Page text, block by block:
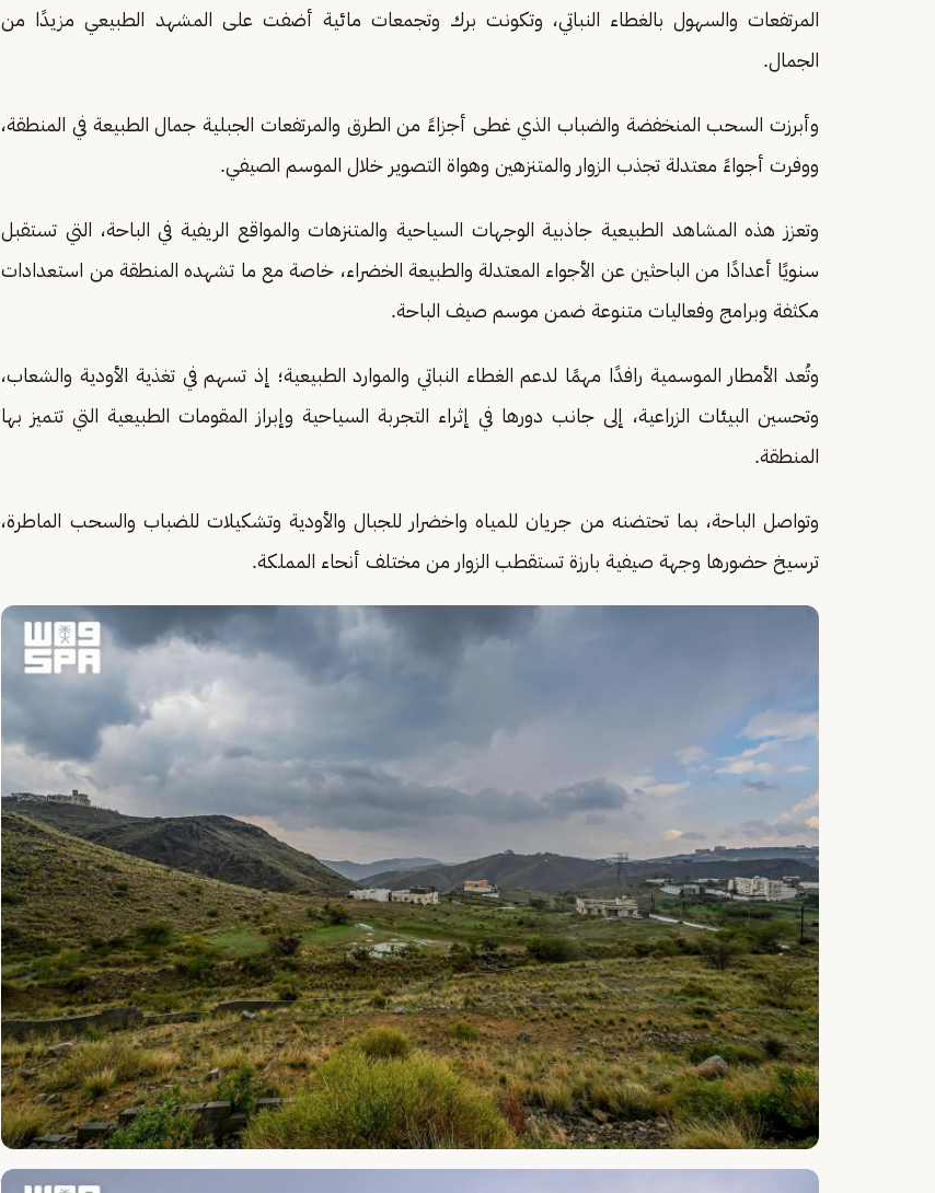
المرتفعات والسهول بالغطاء النباتي، وتكونت برك وتجمعات مائية أضفت على المشهد الطبيعي مزيدًا من
الجمال.
وأبرزت السحب المنخفضة والضباب الذي غطى أجزاءً من الطرق والمرتفعات الجبلية جمال الطبيعة في المنطقة،
ووفرت أجواءً معتدلة تجذب الزوار والمتنزهين وهواة التصوير خلال الموسم الصيفي.
وتعزز هذه المشاهد الطبيعية جاذبية الوجهات السياحية والمتنزهات والمواقع الريفية في الباحة، التي تستقبل
سنويًا أعدادًا من الباحثين عن الأجواء المعتدلة والطبيعة الخضراء، خاصة مع ما تشهده المنطقة من استعدادات
مكثفة وبرامج وفعاليات متنوعة ضمن موسم صيف الباحة.
وتُعد الأمطار الموسمية رافدًا مهمًا لدعم الغطاء النباتي والموارد الطبيعية؛ إذ تسهم في تغذية الأودية والشعاب،
وتحسين البيئات الزراعية، إلى جانب دورها في إثراء التجربة السياحية وإبراز المقومات الطبيعية التي تتميز بها
المنطقة.
وتواصل الباحة، بما تحتضنه من جريان للمياه واخضرار للجبال والأودية وتشكيلات للضباب والسحب الماطرة،
ترسيخ حضورها وجهة صيفية بارزة تستقطب الزوار من مختلف أنحاء المملكة.